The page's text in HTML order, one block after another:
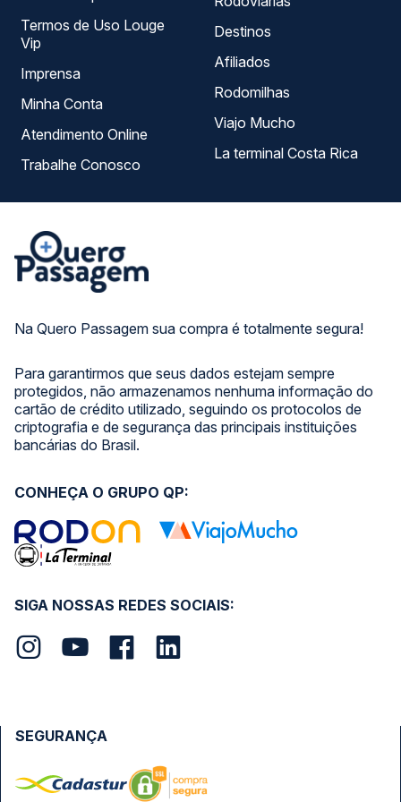
Na Quero Passagem sua compra é totalmente segura!
Para garantirmos que seus dados estejam sempre
protegidos, não armazenamos nenhuma informação do
cartão de crédito utilizado, seguindo os protocolos de
criptografia e de segurança das principais instituições
bancárias do Brasil.
Termos de Uso Louge
Vip
Imprensa
Minha Conta
Atendimento Online
Trabalhe Conosco
Destinos
Afiliados
Rodomilhas
Viajo Mucho
La terminal Costa Rica
SIGA NOSSAS REDES SOCIAIS:
CONHEÇA O GRUPO QP:
SEGURANÇA